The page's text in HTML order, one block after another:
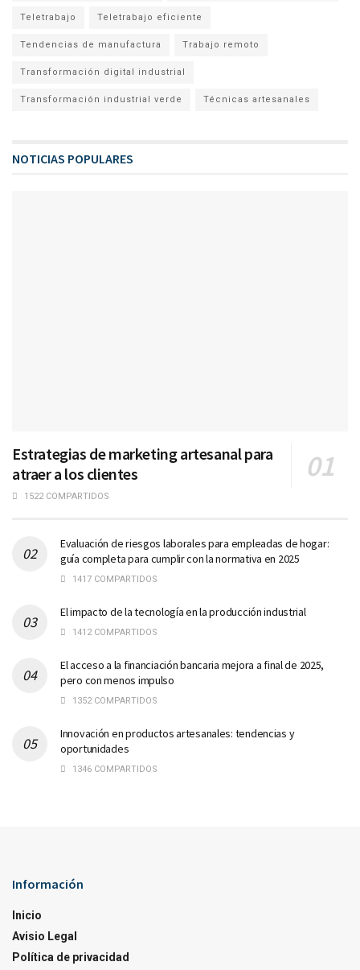
Teletrabajo Teletrabajo eficiente
Tendencias de manufactura Trabajo remoto
Transformación digital industrial
Transformación industrial verde Técnicas artesanales
NOTICIAS POPULARES
Estrategias de marketing artesanal para
atraer a los clientes
1522 COMPARTIDOS
Evaluación de riesgos laborales para empleadas de hogar:
guía completa para cumplir con la normativa en 2025
1417 COMPARTIDOS
El impacto de la tecnología en la producción industrial
1412 COMPARTIDOS
El acceso a la financiación bancaria mejora a final de 2025,
pero con menos impulso
1352 COMPARTIDOS
Innovación en productos artesanales: tendencias y
oportunidades
1346 COMPARTIDOS
Información
Inicio
Avisio Legal
Política de privacidad